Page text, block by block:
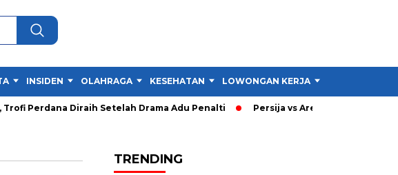
INSIDEN OLAHRAGA KESEHATAN LOWONGAN KERJA
Perdana Diraih Setelah Drama Adu Penalti Persija vs Arema: Persija Menang
TRENDING